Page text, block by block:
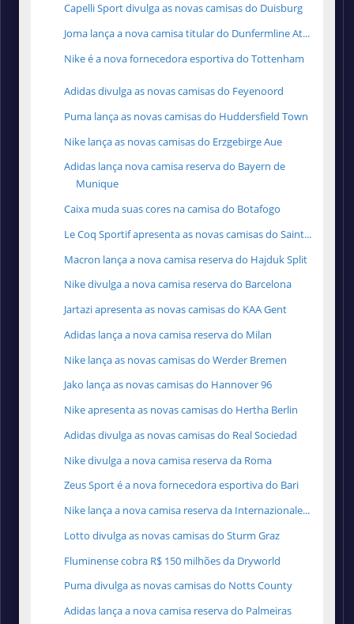
Capelli Sport divulga as novas camisas do Duisburg
Joma lança a nova camisa titular do Dunfermline At...
Nike é a nova fornecedora esportiva do Tottenham
Adidas divulga as novas camisas do Feyenoord
Puma lança as novas camisas do Huddersfield Town
Nike lança as novas camisas do Erzgebirge Aue
Adidas lança nova camisa reserva do Bayern de
Munique
Caixa muda suas cores na camisa do Botafogo
Le Coq Sportif apresenta as novas camisas do Saint...
Macron lança a nova camisa reserva do Hajduk Split
Nike divulga a nova camisa reserva do Barcelona
Jartazi apresenta as novas camisas do KAA Gent
Adidas lança a nova camisa reserva do Milan
Nike lança as novas camisas do Werder Bremen
Jako lança as novas camisas do Hannover 96
Nike apresenta as novas camisas do Hertha Berlin
Adidas divulga as novas camisas do Real Sociedad
Nike divulga a nova camisa reserva da Roma
Zeus Sport é a nova fornecedora esportiva do Bari
Nike lança a nova camisa reserva da Internazionale...
Lotto divulga as novas camisas do Sturm Graz
Fluminense cobra R$ 150 milhões da Dryworld
Puma divulga as novas camisas do Notts County
Adidas lança a nova camisa reserva do Palmeiras